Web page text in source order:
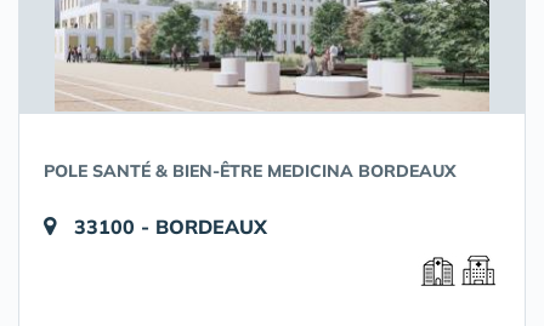
POLE SANTÉ & BIEN-ÊTRE MEDICINA BORDEAUX
33100 - BORDEAUX